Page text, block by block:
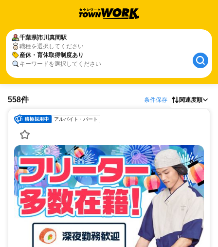
千葉県市川真間駅
職種を選択してください
産休・育休取得制度あり
キーワードを選択してください
558件 条件保存 関連度順
アルバイト・パート